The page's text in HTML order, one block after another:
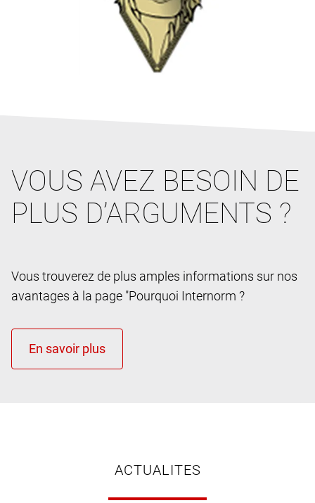
VOUS AVEZ BESOIN DE
PLUS D’ARGUMENTS ?
Vous trouverez de plus amples informations sur nos
avantages à la page "Pourquoi Internorm ?
ACTUALITES